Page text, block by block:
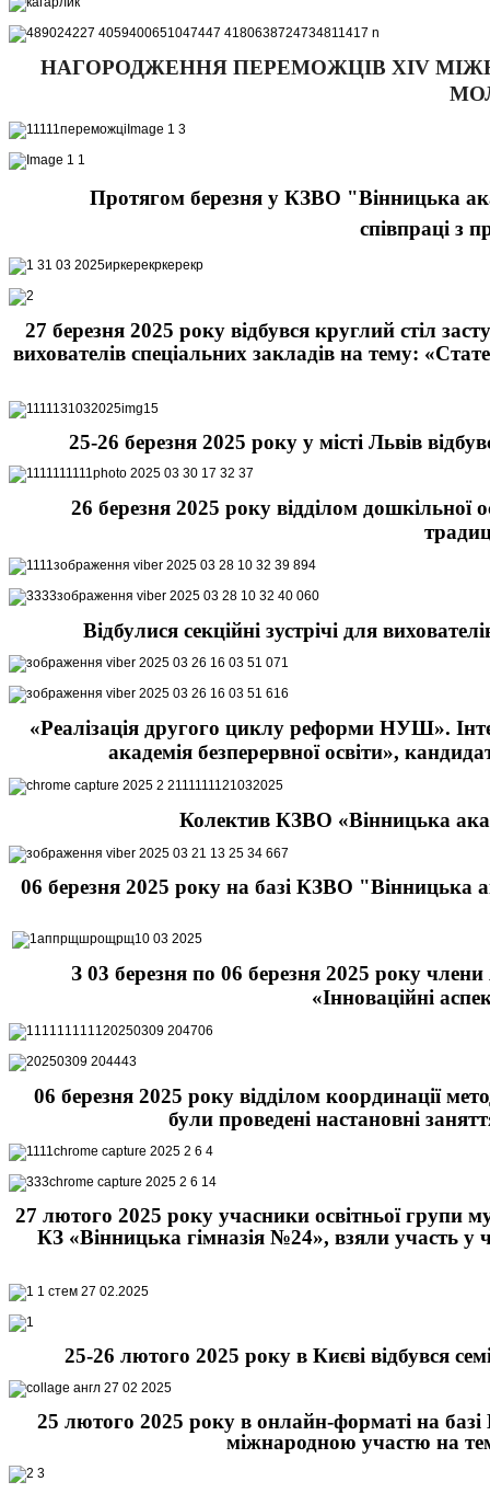
НАГОРОДЖЕННЯ ПЕРЕМОЖЦІВ XIV
Протягом березня у КЗВО "Вінницька
співпраці з
27 березня 2025 року відбувся круглий стіл
вихователів спеціальних закладів на тему:
25-26 березня 2025 року у місті Львів
26 березня 2025 року відділом
Відбулися секційні зустрічі для
«Реалізація другого циклу реформи НУШ».
академія безперервної освіти»,
Колектив КЗВО «Вінницька
06 березня 2025 року на базі КЗВО "Вінницька
З 03 березня по 06 березня 2025 року члени
«Інноваційні
06 березня 2025 року відділом координації
були проведені настановні
27 лютого 2025 року учасники освітньої
КЗ «Вінницька гімназія №24», взяли участь у
25-26 лютого 2025 року в Києві відбувся
25 лютого 2025 року в онлайн-форматі на базі
міжнародною участю на